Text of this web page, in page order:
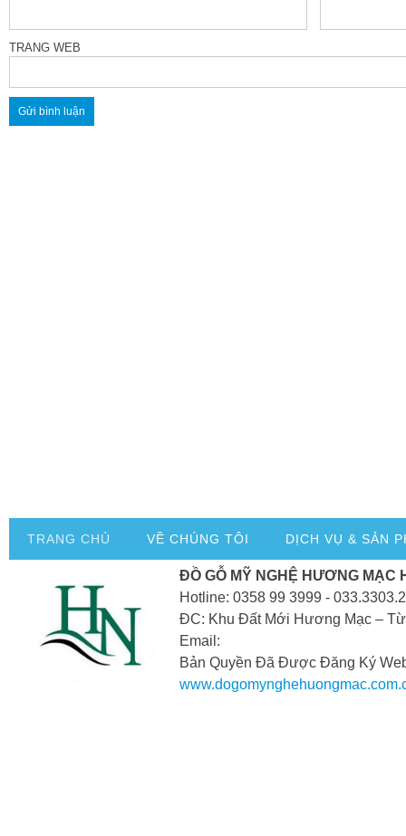
TRANG WEB
TRANG CHỦ VỀ CHÚNG TÔI DỊCH VỤ & SẢN
ĐỒ GỖ MỸ NGHỆ HƯƠNG MẠC
Hotline: 0358 99 3999 -
ĐC: Khu Đất Mới Hương Mạc –
Email:
Bản Quyền Đã Được Đăng Ký